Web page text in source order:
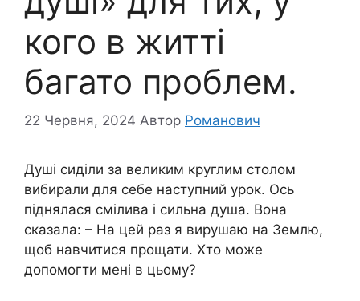
кого в житті
багато проблем.
22 Червня, 2024 Автор Романович
Душі сиділи за великим круглим столом
вибирали для себе наступний урок. Ось
піднялася смілива і сильна душа. Вона
сказала: – На цей раз я вирушаю на Землю,
щоб навчитися прощати. Хто може
допомогти мені в цьому?